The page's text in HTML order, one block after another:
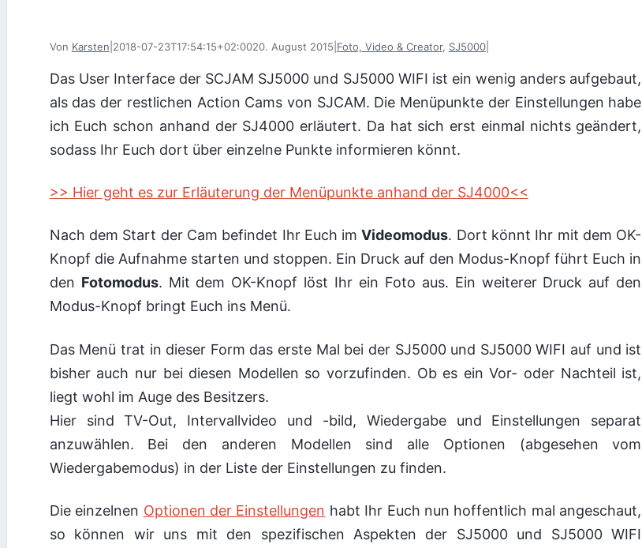
Von Karsten 2018-07-23T17:54:15+02:0020. August 2015 Foto, Video & Creator, SJ5000|
Das User Interface der SCJAM SJ5000 und SJ5000 WIFI ist ein wenig anders aufgebaut,
als das der restlichen Action Cams von SJCAM. Die Menüpunkte der Einstellungen habe
ich Euch schon anhand der SJ4000 erläutert. Da hat sich erst einmal nichts geändert,
sodass Ihr Euch dort über einzelne Punkte informieren könnt.
>> Hier geht es zur Erläuterung der Menüpunkte anhand der SJ4000<<
Nach dem Start der Cam befindet Ihr Euch imVideomodus. Dort könnt Ihr mit dem OK-
Knopf die Aufnahme starten und stoppen. Ein Druck auf den Modus-Knopf führt Euch in
den Fotomodus. Mit dem OK-Knopf löst Ihr ein Foto aus. Ein weiterer Druck auf den
Modus-Knopf bringt Euch ins Menü.
Das Menü trat in dieser Form das erste Mal bei der SJ5000 und SJ5000 WIFI auf und ist
bisher auch nur bei diesen Modellen so vorzufinden. Ob es ein Vor- oder Nachteil ist,
liegt wohl im Auge des Besitzers.
Hier sind TV-Out, Intervallvideo und -bild, Wiedergabe und Einstellungen separat
anzuwählen. Bei den anderen Modellen sind alle Optionen (abgesehen vom
Wiedergabemodus) in der Liste der Einstellungen zu finden.
Die einzelnen Optionen der Einstellungen habt Ihr Euch nun hoffentlich mal angeschaut,
so können wir uns mit den spezifischen Aspekten der SJ5000 und SJ5000 WIFI